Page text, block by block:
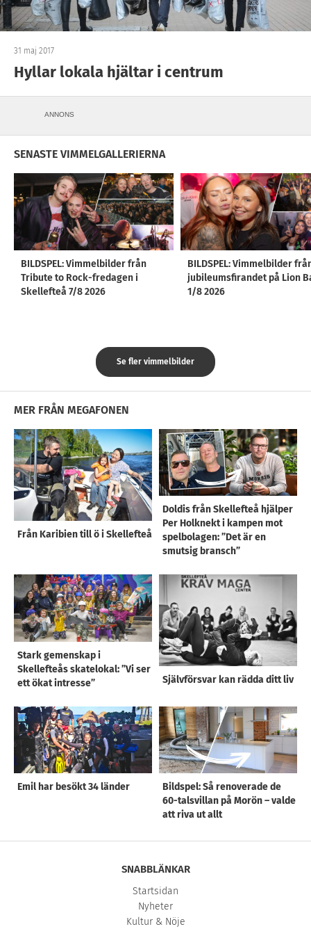
31 maj 2017
Hyllar lokala hjältar i centrum
ANNONS
SENASTE VIMMELGALLERIERNA
BILDSPEL: Vimmelbilder från
Tribute to Rock-fredagen i
Skellefteå 7/8 2026
BILDSPEL: Vimmelbilder
jubileumsfirandet på Lion
1/8 2026
Se fler vimmelbilder
MER FRÅN MEGAFONEN
Från Karibien till ö i Skellefteå
Doldis från Skellefteå hjälper
Per Holknekt i kampen mot
spelbolagen: ”Det är en
smutsig bransch”
Stark gemenskap i
Skellefteås skatelokal: ”Vi ser
ett ökat intresse”
Självförsvar kan rädda ditt liv
Emil har besökt 34 länder
Bildspel: Så renoverade de
60-talsvillan på Morön – valde
att riva ut allt
SNABBLÄNKAR
Startsidan
Nyheter
Kultur & Nöje